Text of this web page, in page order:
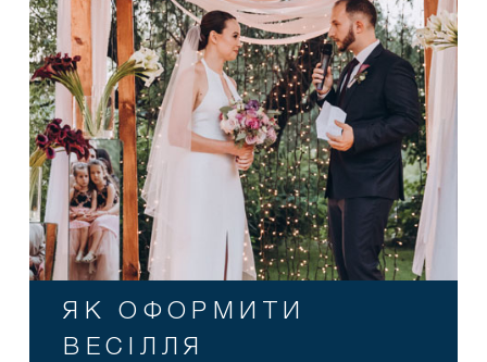
ЯК ОФОРМИТИ
ВЕСІЛЛЯ